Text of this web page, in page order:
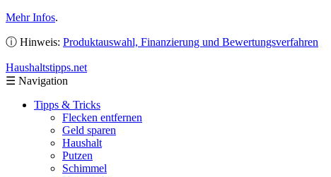
Mehr Infos.
ⓘ Hinweis: Produktauswahl, Finanzierung und Bewertungsverfahren
Haushaltstipps.net
☰ Navigation
Tipps & Tricks
Flecken entfernen
Geld sparen
Haushalt
Putzen
Schimmel